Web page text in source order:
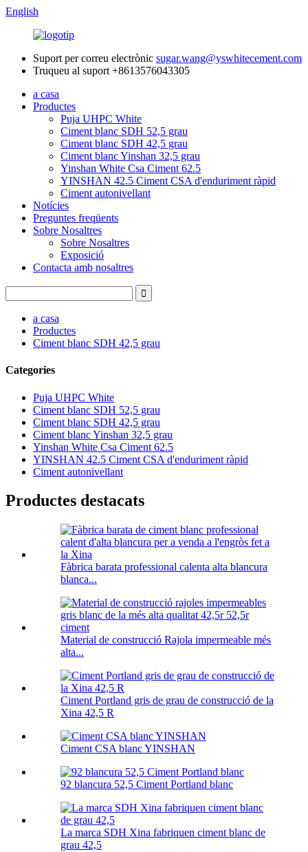
English
Suport per correu electrònic sugar.wang@yswhitecement.com
Truqueu al suport +8613576043305
a casa
Productes
Puja UHPC White
Ciment blanc SDH 52,5 grau
Ciment blanc SDH 42,5 grau
Ciment blanc Yinshan 32,5 grau
Yinshan White Csa Ciment 62.5
YINSHAN 42.5 Ciment CSA d'enduriment ràpid
Ciment autonivellant
Notícies
Preguntes freqüents
Sobre Nosaltres
Sobre Nosaltres
Exposició
Contacta amb nosaltres
a casa
Productes
Ciment blanc SDH 42,5 grau
Categories
Puja UHPC White
Ciment blanc SDH 52,5 grau
Ciment blanc SDH 42,5 grau
Ciment blanc Yinshan 32,5 grau
Yinshan White Csa Ciment 62.5
YINSHAN 42.5 Ciment CSA d'enduriment ràpid
Ciment autonivellant
Productes destacats
Fàbrica barata professional calenta alta blancura
blanca...
Material de construcció Rajola impermeable més
alta...
Ciment Portland gris de grau de construcció de la
Xina 42,5 R
Ciment CSA blanc YINSHAN
92 blancura 52,5 Ciment Portland blanc
La marca SDH Xina fabriquen ciment blanc de
grau 42,5